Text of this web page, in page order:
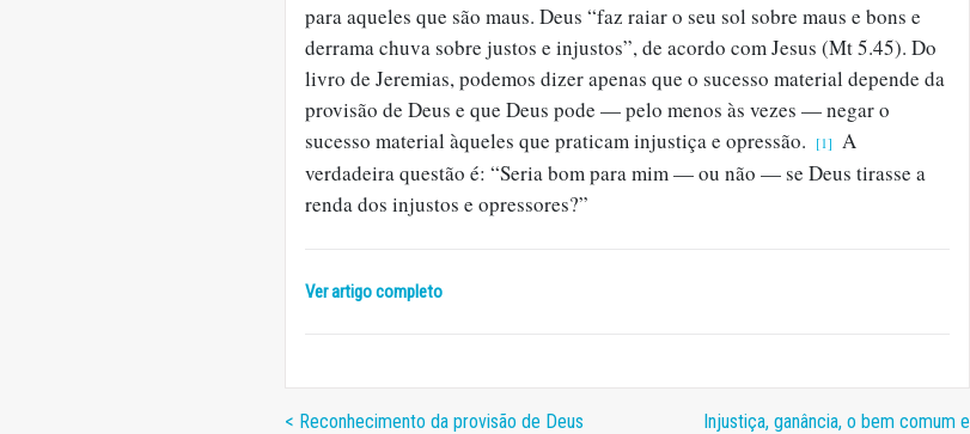
para aqueles que são maus. Deus “faz raiar o seu sol sobre maus e bons e
derrama chuva sobre justos e injustos”, de acordo com Jesus (Mt 5.45). Do
livro de Jeremias, podemos dizer apenas que o sucesso material depende da
provisão de Deus e que Deus pode — pelo menos às vezes — negar o
sucesso material àqueles que praticam injustiça e opressão.
[1] A
verdadeira questão é: “Seria bom para mim — ou não — se Deus tirasse a
renda dos injustos e opressores?”
Ver artigo completo
< Reconhecimento da provisão de Deus
Injustiça, ganância, o bem comum e